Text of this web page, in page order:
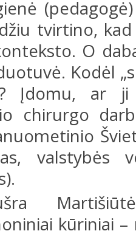
tvirtino,
O
Kodėl
Įdomu, ar
chirurgo
valstybės
Martišiūtė-
kūriniai